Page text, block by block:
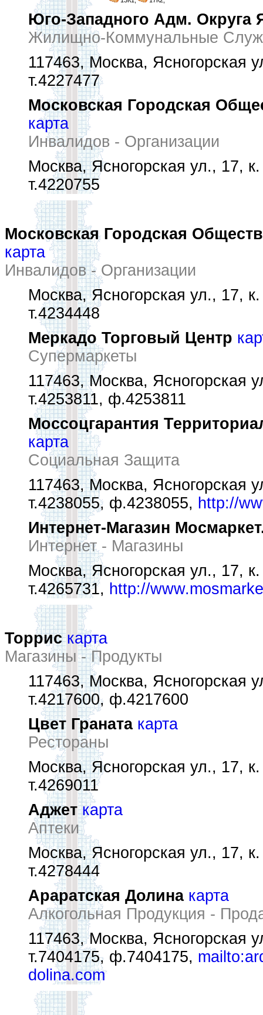
Юго-Западного Адм. Округа
Жилищно-Коммунальные
117463, Москва, Ясногорская
т.4227477
Московская Городская
карта
Инвалидов - Организации
Москва, Ясногорская ул., 17,
т.4220755
Московская Городская
карта
Инвалидов - Организации
Москва, Ясногорская ул., 17,
т.4234448
Меркадо Торговый Центр
Супермаркеты
117463, Москва, Ясногорская
т.4253811, ф.4253811
Моссоцгарантия
карта
Социальная Защита
117463, Москва, Ясногорская
т.4238055, ф.4238055, http://
Интернет-Магазин
Интернет - Магазины
Москва, Ясногорская ул., 17,
т.4265731, http://
Торрис карта
Магазины - Продукты
117463, Москва, Ясногорская
т.4217600, ф.4217600
Цвет Граната карта
Рестораны
Москва, Ясногорская ул., 17,
т.4269011
Аджет карта
Аптеки
Москва, Ясногорская ул., 17,
т.4278444
Араратская Долина карта
Алкогольная Продукция -
117463, Москва, Ясногорская
т.7404175, ф.7404175,
dolina.com